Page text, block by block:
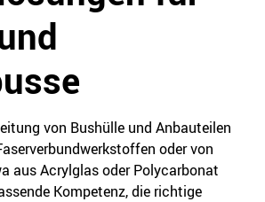
von Bushülle und Anbauteilen
oder von
aus Acrylglas oder Polycarbonat
Kompetenz, die richtige